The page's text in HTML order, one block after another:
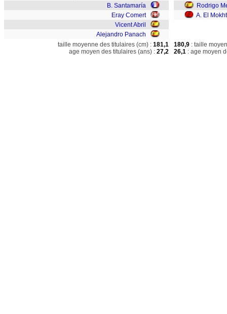
B. Santamaría
Eray Comert
Vicent Abril
Alejandro Panach
Rodrigo
A. El
taille moyenne des titulaires (cm) : 181,1
age moyen des titulaires (ans) : 27,2
180,9 : taille
26,1 : age moyen